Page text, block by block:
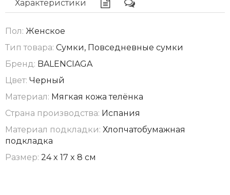
Характеристики
Пол: Женское
Тип товара: Сумки, Повседневные сумки
Бренд: BALENCIAGA
Цвет: Черный
Материал: Мягкая кожа телёнка
Страна производства: Испания
Материал подкладки: Хлопчатобумажная
подкладка
Размер: 24 x 17 x 8 см